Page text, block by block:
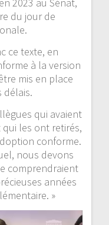
du jour de
ce texte, en
à la version
mis en place
délais.
qui avaient
les ont retirés,
conforme.
nous devons
comprendraient
années
»